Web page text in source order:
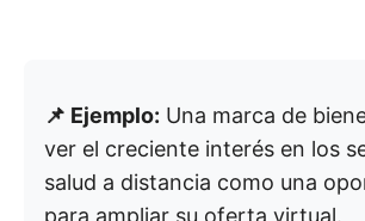
📌 Ejemplo: Una marca de
ver el creciente interés en los
salud a distancia como una
para ampliar su oferta virtual.